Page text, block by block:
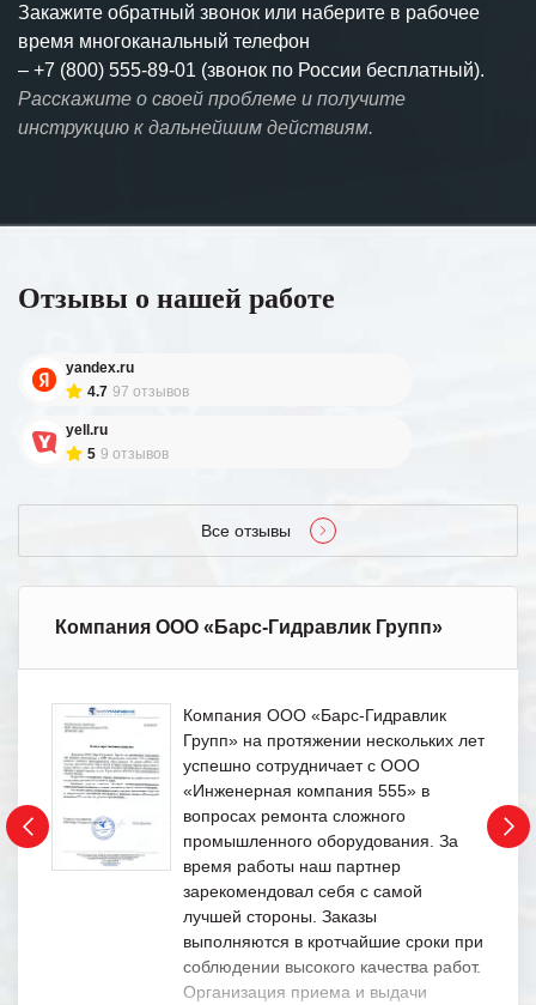
Закажите обратный звонок или наберите в рабочее
время многоканальный телефон
– +7 (800) 555-89-01 (звонок по России бесплатный).
Расскажите о своей проблеме и получите
инструкцию к дальнейшим действиям.
Отзывы о нашей работе
yandex.ru
4.7 97 отзывов
yell.ru
5 9 отзывов
Все отзывы
Компания ООО «Барс-Гидравлик Групп»
Компания ООО «Барс-Гидравлик
Групп» на протяжении нескольких лет
успешно сотрудничает с ООО
«Инженерная компания 555» в
вопросах ремонта сложного
промышленного оборудования. За
время работы наш партнер
зарекомендовал себя с самой
лучшей стороны. Заказы
выполняются в кротчайшие сроки при
соблюдении высокого качества работ.
Организация приема и выдачи